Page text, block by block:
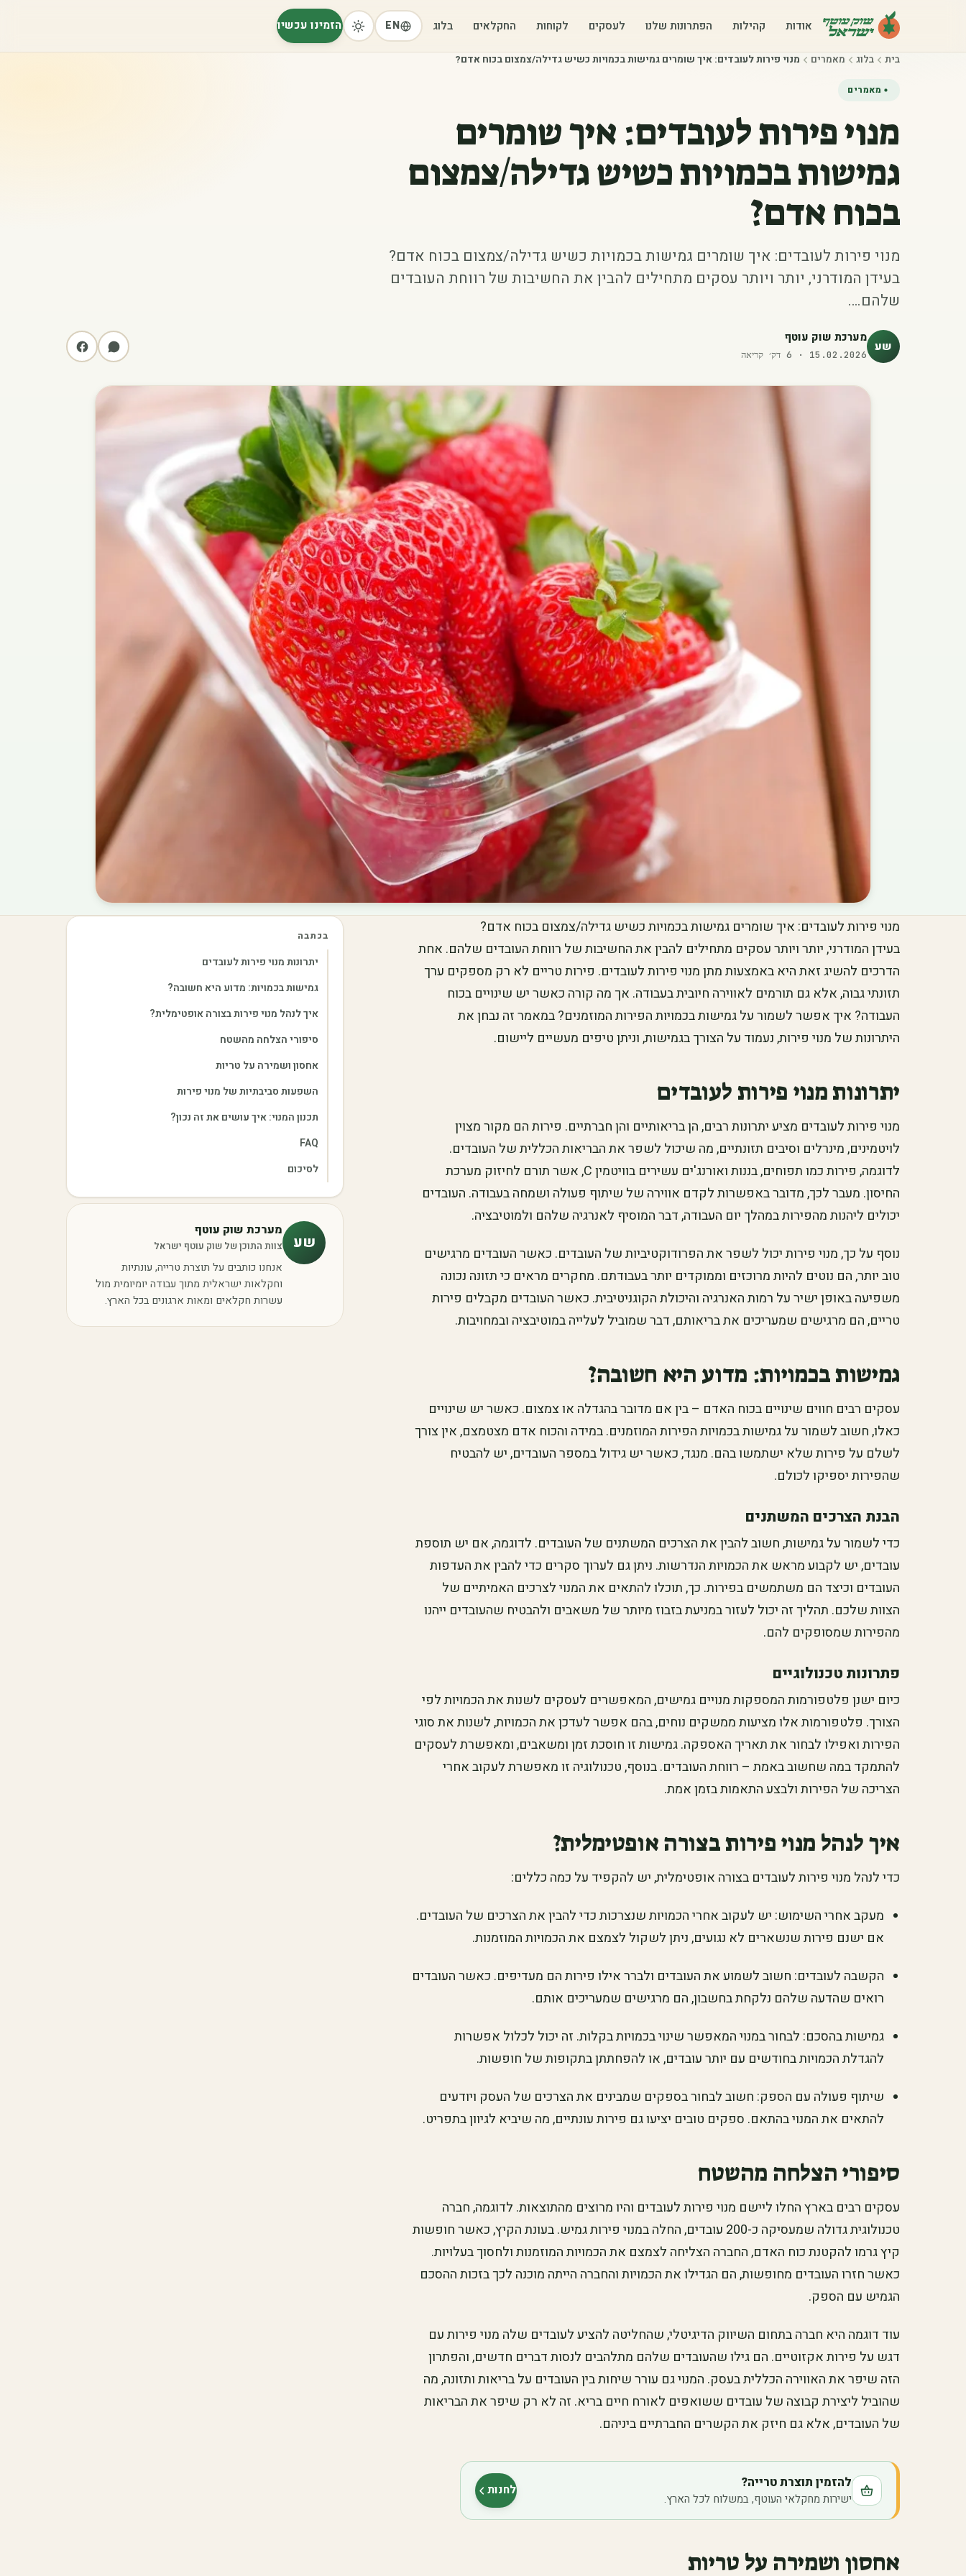
אודות קהילות הפתרונות שלנו לעסקים לקוחות החקלאים בלוג EN הזמינו עכשיו
בית בלוג מאמרים מנוי פירות לעובדים: איך שומרים גמישות בכמויות כשיש גדילה/צמצום בכוח אדם?
מאמרים
מנוי פירות לעובדים: איך שומרים
גמישות בכמויות כשיש גדילה/צמצום
בכוח אדם?
מנוי פירות לעובדים: איך שומרים גמישות בכמויות כשיש גדילה/צמצום בכוח אדם?
בעידן המודרני, יותר ויותר עסקים מתחילים להבין את החשיבות של רווחת העובדים
שלהם.…
שע מערכת שוק עוטף
15.02.2026
·
6 דק׳ קריאה
מנוי פירות לעובדים: איך שומרים גמישות בכמויות כשיש גדילה/צמצום בכוח אדם?
בעידן המודרני, יותר ויותר עסקים מתחילים להבין את החשיבות של רווחת העובדים שלהם. אחת
הדרכים להשיג זאת היא באמצעות מתן מנוי פירות לעובדים. פירות טריים לא רק מספקים ערך
תזונתי גבוה, אלא גם תורמים לאווירה חיובית בעבודה. אך מה קורה כאשר יש שינויים בכוח
העבודה? איך אפשר לשמור על גמישות בכמויות הפירות המוזמנים? במאמר זה נבחן את
היתרונות של מנוי פירות, נעמוד על הצורך בגמישות, וניתן טיפים מעשיים ליישום.
יתרונות מנוי פירות לעובדים
מנוי פירות לעובדים מציע יתרונות רבים, הן בריאותיים והן חברתיים. פירות הם מקור מצוין
לויטמינים, מינרלים וסיבים תזונתיים, מה שיכול לשפר את הבריאות הכללית של העובדים.
לדוגמה, פירות כמו תפוחים, בננות ואורנג'ים עשירים בוויטמין C, אשר תורם לחיזוק מערכת
החיסון. מעבר לכך, מדובר באפשרות לקדם אווירה של שיתוף פעולה ושמחה בעבודה. העובדים
יכולים ליהנות מהפירות במהלך יום העבודה, דבר המוסיף לאנרגיה שלהם ולמוטיבציה.
נוסף על כך, מנוי פירות יכול לשפר את הפרודוקטיביות של העובדים. כאשר העובדים מרגישים
טוב יותר, הם נוטים להיות מרוכזים וממוקדים יותר בעבודתם. מחקרים מראים כי תזונה נכונה
משפיעה באופן ישיר על רמות האנרגיה והיכולת הקוגניטיבית. כאשר העובדים מקבלים פירות
טריים, הם מרגישים שמעריכים את בריאותם, דבר שמוביל לעלייה במוטיבציה ובמחויבות.
גמישות בכמויות: מדוע היא חשובה?
עסקים רבים חווים שינויים בכוח האדם – בין אם מדובר בהגדלה או צמצום. כאשר יש שינויים
כאלו, חשוב לשמור על גמישות בכמויות הפירות המוזמנים. במידה והכוח אדם מצטמצם, אין צורך
לשלם על פירות שלא ישתמשו בהם. מנגד, כאשר יש גידול במספר העובדים, יש להבטיח
שהפירות יספיקו לכולם.
הבנת הצרכים המשתנים
כדי לשמור על גמישות, חשוב להבין את הצרכים המשתנים של העובדים. לדוגמה, אם יש תוספת
עובדים, יש לקבוע מראש את הכמויות הנדרשות. ניתן גם לערוך סקרים כדי להבין את העדפות
העובדים וכיצד הם משתמשים בפירות. כך, תוכלו להתאים את המנוי לצרכים האמיתיים של
הצוות שלכם. תהליך זה יכול לעזור במניעת בזבוז מיותר של משאבים ולהבטיח שהעובדים ייהנו
מהפירות שמסופקים להם.
פתרונות טכנולוגיים
כיום ישנן פלטפורמות המספקות מנויים גמישים, המאפשרים לעסקים לשנות את הכמויות לפי
הצורך. פלטפורמות אלו מציעות ממשקים נוחים, בהם אפשר לעדכן את הכמויות, לשנות את סוגי
הפירות ואפילו לבחור את תאריך האספקה. גמישות זו חוסכת זמן ומשאבים, ומאפשרת לעסקים
להתמקד במה שחשוב באמת – רווחת העובדים. בנוסף, טכנולוגיה זו מאפשרת לעקוב אחרי
הצריכה של הפירות ולבצע התאמות בזמן אמת.
איך לנהל מנוי פירות בצורה אופטימלית?
כדי לנהל מנוי פירות לעובדים בצורה אופטימלית, יש להקפיד על כמה כללים:
מעקב אחרי השימוש: יש לעקוב אחרי הכמויות שנצרכות כדי להבין את הצרכים של העובדים.
אם ישנם פירות שנשארים לא נגועים, ניתן לשקול לצמצם את הכמויות המוזמנות.
הקשבה לעובדים: חשוב לשמוע את העובדים ולברר אילו פירות הם מעדיפים. כאשר העובדים
רואים שהדעה שלהם נלקחת בחשבון, הם מרגישים שמעריכים אותם.
גמישות בהסכם: לבחור במנוי המאפשר שינוי בכמויות בקלות. זה יכול לכלול אפשרות
להגדלת הכמויות בחודשים עם יותר עובדים, או להפחתתן בתקופות של חופשות.
שיתוף פעולה עם הספק: חשוב לבחור בספקים שמבינים את הצרכים של העסק ויודעים
להתאים את המנוי בהתאם. ספקים טובים יציעו גם פירות עונתיים, מה שיביא לגיוון בתפריט.
סיפורי הצלחה מהשטח
עסקים רבים בארץ החלו ליישם מנוי פירות לעובדים והיו מרוצים מהתוצאות. לדוגמה, חברה
טכנולוגית גדולה שמעסיקה כ-200 עובדים, החלה במנוי פירות גמיש. בעונת הקיץ, כאשר חופשות
קיץ גרמו להקטנת כוח האדם, החברה הצליחה לצמצם את הכמויות המוזמנות ולחסוך בעלויות.
כאשר חזרו העובדים מחופשות, הם הגדילו את הכמויות והחברה הייתה מוכנה לכך בזכות ההסכם
הגמיש עם הספק.
עוד דוגמה היא חברה בתחום השיווק הדיגיטלי, שהחליטה להציע לעובדים שלה מנוי פירות עם
דגש על פירות אקזוטיים. הם גילו שהעובדים שלהם מתלהבים לנסות דברים חדשים, והפתרון
הזה שיפר את האווירה הכללית בעסק. המנוי גם עורר שיחות בין העובדים על בריאות ותזונה, מה
שהוביל ליצירת קבוצה של עובדים ששואפים לאורח חיים בריא. זה לא רק שיפר את הבריאות
של העובדים, אלא גם חיזק את הקשרים החברתיים ביניהם.
להזמין תוצרת טרייה?
ישירות מחקלאי העוטף, במשלוח לכל הארץ.
לחנות(נפתח בלשונית חדשה)
אחסון ושמירה על טריות
בכתבה
יתרונות מנוי פירות לעובדים
גמישות בכמויות: מדוע היא חשובה?
איך לנהל מנוי פירות בצורה אופטימלית?
סיפורי הצלחה מהשטח
אחסון ושמירה על טריות
השפעות סביבתיות של מנוי פירות
תכנון המנוי: איך עושים את זה נכון?
FAQ
לסיכום
שע
מערכת שוק עוטף
צוות התוכן של שוק עוטף ישראל
אנחנו כותבים על תוצרת טרייה, עונתיות
וחקלאות ישראלית מתוך עבודה יומיומית מול
עשרות חקלאים ומאות ארגונים בכל הארץ.